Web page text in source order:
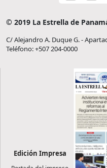
© 2019 La Estrella de
C/ Alejandro A. Duque G. -
Teléfono: +507 204-0000
Edición Impresa